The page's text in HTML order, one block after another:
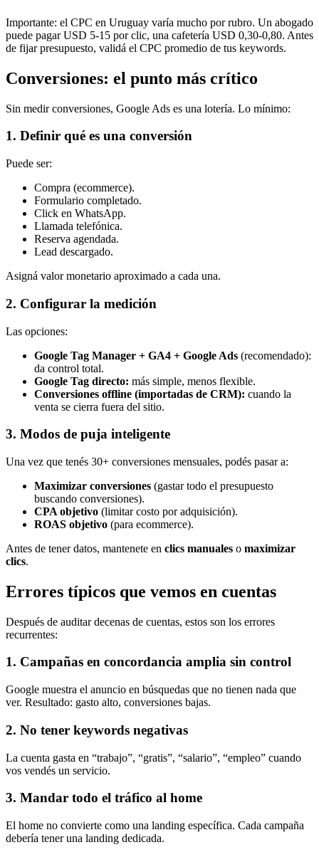
Importante: el CPC en Uruguay varía mucho por rubro. Un abogado
puede pagar USD 5-15 por clic, una cafetería USD 0,30-0,80. Antes
de fijar presupuesto, validá el CPC promedio de tus keywords.
Conversiones: el punto más crítico
Sin medir conversiones, Google Ads es una lotería. Lo mínimo:
1. Definir qué es una conversión
Puede ser:
Compra (ecommerce).
Formulario completado.
Click en WhatsApp.
Llamada telefónica.
Reserva agendada.
Lead descargado.
Asigná valor monetario aproximado a cada una.
2. Configurar la medición
Las opciones:
Google Tag Manager + GA4 + Google Ads (recomendado):
da control total.
Google Tag directo: más simple, menos flexible.
Conversiones offline (importadas de CRM): cuando la
venta se cierra fuera del sitio.
3. Modos de puja inteligente
Una vez que tenés 30+ conversiones mensuales, podés pasar a:
Maximizar conversiones (gastar todo el presupuesto
buscando conversiones).
CPA objetivo (limitar costo por adquisición).
ROAS objetivo (para ecommerce).
Antes de tener datos, mantenete en clics manuales o maximizar
clics.
Errores típicos que vemos en cuentas
Después de auditar decenas de cuentas, estos son los errores
recurrentes:
1. Campañas en concordancia amplia sin control
Google muestra el anuncio en búsquedas que no tienen nada que
ver. Resultado: gasto alto, conversiones bajas.
2. No tener keywords negativas
La cuenta gasta en “trabajo”, “gratis”, “salario”, “empleo” cuando
vos vendés un servicio.
3. Mandar todo el tráfico al home
El home no convierte como una landing específica. Cada campaña
debería tener una landing dedicada.